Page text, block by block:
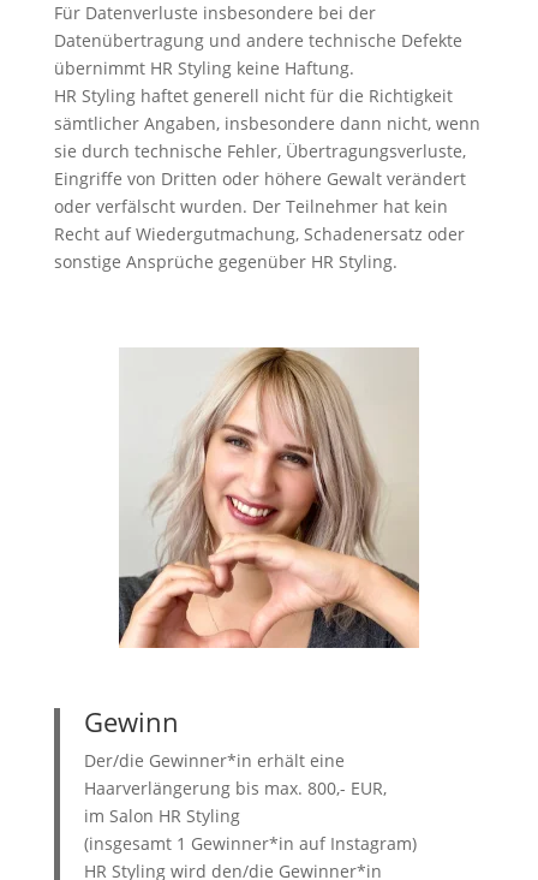
Für Datenverluste insbesondere bei der
Datenübertragung und andere technische Defekte
übernimmt HR Styling keine Haftung.
HR Styling haftet generell nicht für die Richtigkeit
sämtlicher Angaben, insbesondere dann nicht, wenn
sie durch technische Fehler, Übertragungsverluste,
Eingriffe von Dritten oder höhere Gewalt verändert
oder verfälscht wurden. Der Teilnehmer hat kein
Recht auf Wiedergutmachung, Schadenersatz oder
sonstige Ansprüche gegenüber HR Styling.
Gewinn
Der/die Gewinner*in erhält eine
Haarverlängerung bis max. 800,- EUR,
im Salon HR Styling
(insgesamt 1 Gewinner*in auf Instagram)
HR Styling wird den/die Gewinner*in